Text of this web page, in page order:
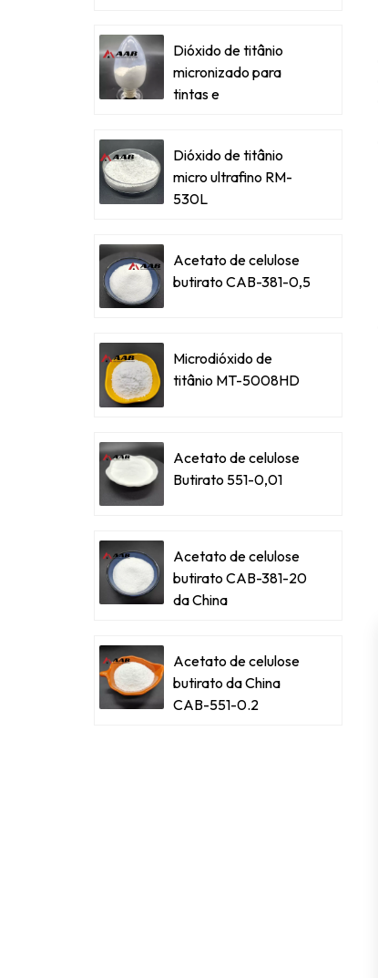
Dióxido de titânio
micronizado para
tintas e
Dióxido de titânio
micro ultrafino RM-
530L
Acetato de celulose
butirato CAB-381-0,5
Microdióxido de
titânio MT-5008HD
Acetato de celulose
Butirato 551-0,01
Acetato de celulose
butirato CAB-381-20
da China
Acetato de celulose
butirato da China
CAB-551-0.2